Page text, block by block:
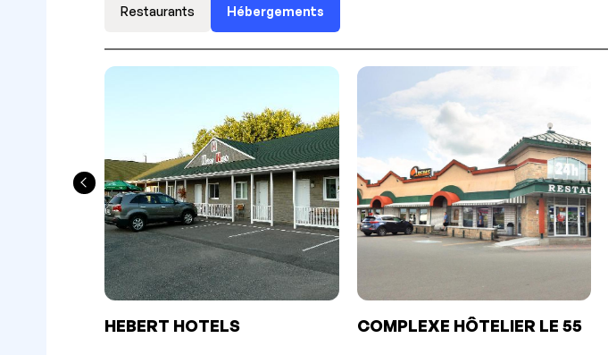
Restaurants Hébergements
HEBERT HOTELS COMPLEXE HÔTELIER LE 55